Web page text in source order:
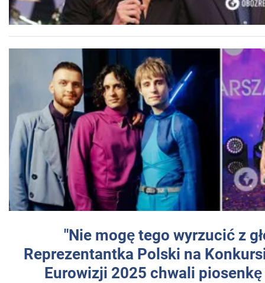
"Nie mogę tego wyrzucić z
Reprezentantka Polski na
Eurowizji 2025 chwali